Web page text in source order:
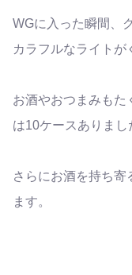
WGに入った瞬間、
カラフルなライトが
お酒やおつまみもた
は10ケースありまし
さらにお酒を持ち寄
ます。